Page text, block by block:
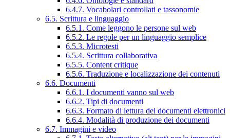
6.4.7. Vocabolari controllati e tassonomie
6.5. Scrittura e linguaggio
6.5.1. Come leggono le persone sul web
6.5.2. Le regole per un linguaggio semplice
6.5.3. Microtesti
6.5.4. Scrittura collaborativa
6.5.5. Content critique
6.5.6. Traduzione e localizzazione dei contenuti
6.6. Documenti
6.6.1. I documenti vanno sul web
6.6.2. Tipi di documenti
6.6.3. Formato di lettura dei documenti elettronici
6.6.4. Modalità di produzione dei documenti
6.7. Immagini e video